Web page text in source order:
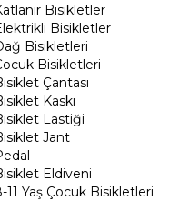
Bisikletler
Bisikletler
Bisikletleri
Bisikletleri
Çantası
Kaskı
Lastiği
Jant
Eldiveni
11 Yaş Çocuk Bisikletleri